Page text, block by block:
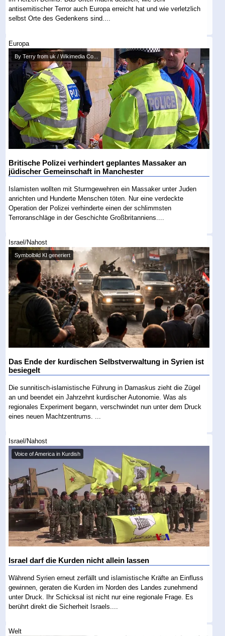
antisemitischer Terror auch Europa erreicht hat und wie verletzlich
selbst Orte des Gedenkens sind....
Europa
By Terry from uk / Wikimedia Co...
Britische Polizei verhindert geplantes Massaker an
jüdischer Gemeinschaft in Manchester
Islamisten wollten mit Sturmgewehren ein Massaker unter Juden
anrichten und Hunderte Menschen töten. Nur eine verdeckte
Operation der Polizei verhinderte einen der schlimmsten
Terroranschläge in der Geschichte Großbritanniens....
Israel/Nahost
Symbolbild KI generiert
Das Ende der kurdischen Selbstverwaltung in Syrien ist
besiegelt
Die sunnitisch-islamistische Führung in Damaskus zieht die Zügel
an und beendet ein Jahrzehnt kurdischer Autonomie. Was als
regionales Experiment begann, verschwindet nun unter dem Druck
eines neuen Machtzentrums. ...
Israel/Nahost
Voice of America in Kurdish
Israel darf die Kurden nicht allein lassen
Während Syrien erneut zerfällt und islamistische Kräfte an Einfluss
gewinnen, geraten die Kurden im Norden des Landes zunehmend
unter Druck. Ihr Schicksal ist nicht nur eine regionale Frage. Es
berührt direkt die Sicherheit Israels....
Welt